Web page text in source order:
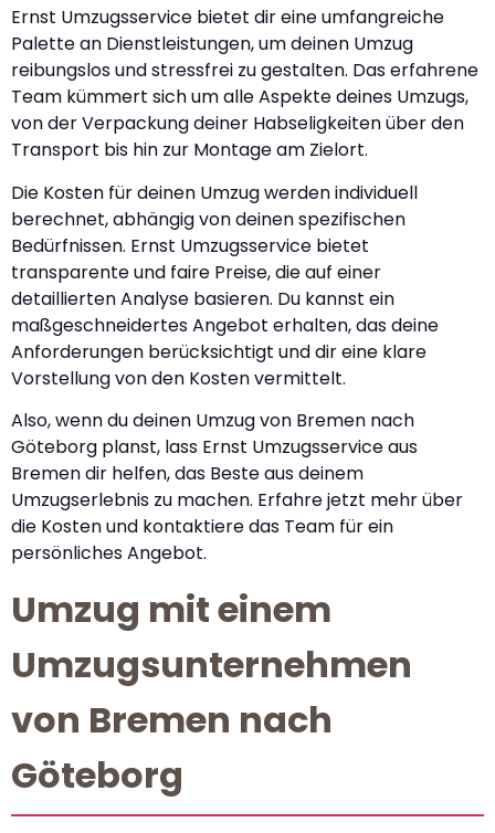
Ernst Umzugsservice bietet dir eine umfangreiche
Palette an Dienstleistungen, um deinen Umzug
reibungslos und stressfrei zu gestalten. Das erfahrene
Team kümmert sich um alle Aspekte deines Umzugs,
von der Verpackung deiner Habseligkeiten über den
Transport bis hin zur Montage am Zielort.
Die Kosten für deinen Umzug werden individuell
berechnet, abhängig von deinen spezifischen
Bedürfnissen. Ernst Umzugsservice bietet
transparente und faire Preise, die auf einer
detaillierten Analyse basieren. Du kannst ein
maßgeschneidertes Angebot erhalten, das deine
Anforderungen berücksichtigt und dir eine klare
Vorstellung von den Kosten vermittelt.
Also, wenn du deinen Umzug von Bremen nach
Göteborg planst, lass Ernst Umzugsservice aus
Bremen dir helfen, das Beste aus deinem
Umzugserlebnis zu machen. Erfahre jetzt mehr über
die Kosten und kontaktiere das Team für ein
persönliches Angebot.
Umzug mit einem
Umzugsunternehmen
von Bremen nach
Göteborg